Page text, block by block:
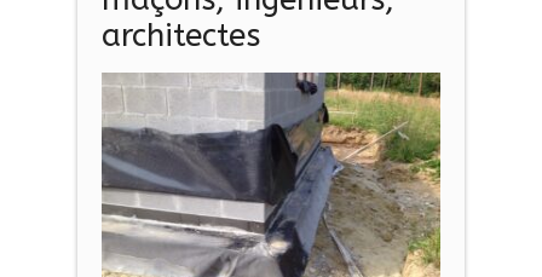
architectes